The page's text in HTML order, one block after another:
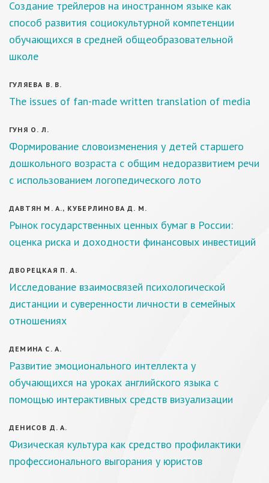
Создание трейлеров на иностранном языке как
способ развития социокультурной компетенции
обучающихся в средней общеобразовательной
школе
ГУЛЯЕВА В. В.
The issues of fan-made written translation of media
ГУНЯ О. Л.
Формирование словоизменения у детей старшего
дошкольного возраста с общим недоразвитием речи
с использованием логопедического лото
ДАВТЯН М. А., КУБЕРЛИНОВА Д. М.
Рынок государственных ценных бумаг в России:
оценка риска и доходности финансовых инвестиций
ДВОРЕЦКАЯ П. А.
Исследование взаимосвязей психологической
дистанции и суверенности личности в семейных
отношениях
ДЕМИНА С. А.
Развитие эмоционального интеллекта у
обучающихся на уроках английского языка с
помощью интерактивных средств визуализации
ДЕНИСОВ Д. А.
Физическая культура как средство профилактики
профессионального выгорания у юристов